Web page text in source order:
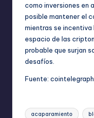
como inversiones en
posible mantener el
mientras se incentiva
espacio de las
probable que surjan
desafíos.
Fuente:
Etiquetas:
acaparamiento